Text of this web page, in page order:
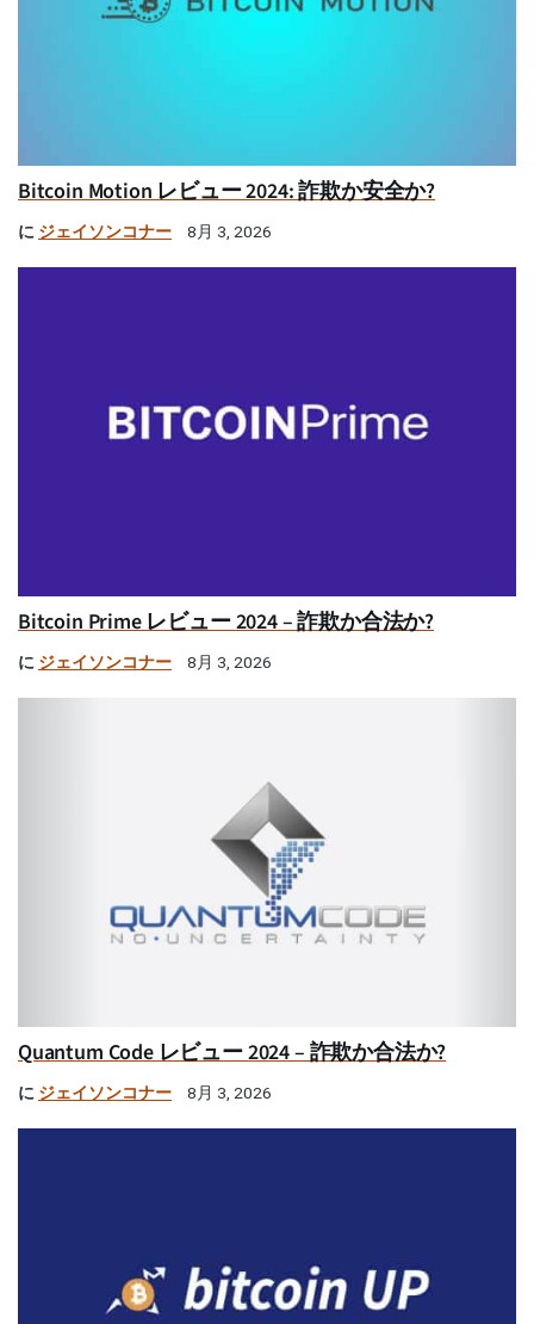
Bitcoin Motion レビュー 2024: 詐欺か安全か?
に ジェイソンコナー 8月 3, 2026
Bitcoin Prime レビュー 2024 – 詐欺か合法か?
に ジェイソンコナー 8月 3, 2026
Quantum Code レビュー 2024 – 詐欺か合法か?
に ジェイソンコナー 8月 3, 2026